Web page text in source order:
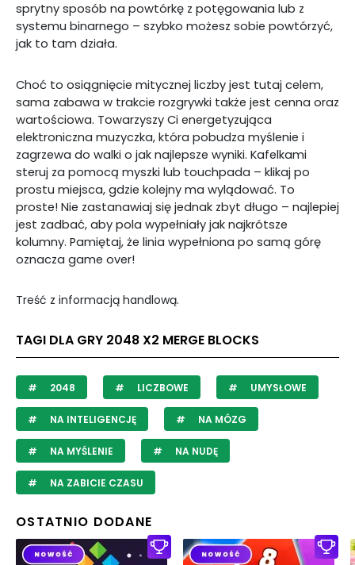
sprytny sposób na powtórkę z potęgowania lub z
systemu binarnego – szybko możesz sobie powtórzyć,
jak to tam działa.
Choć to osiągnięcie mitycznej liczby jest tutaj celem,
sama zabawa w trakcie rozgrywki także jest cenna oraz
wartościowa. Towarzyszy Ci energetyzująca
elektroniczna muzyczka, która pobudza myślenie i
zagrzewa do walki o jak najlepsze wyniki. Kafelkami
steruj za pomocą myszki lub touchpada – klikaj po
prostu miejsca, gdzie kolejny ma wylądować. To
proste! Nie zastanawiaj się jednak zbyt długo – najlepiej
jest zadbać, aby pola wypełniały jak najkrótsze
kolumny. Pamiętaj, że linia wypełniona po samą górę
oznacza game over!
Treść z informacją handlową.
TAGI DLA GRY 2048 X2 MERGE BLOCKS
2048 LICZBOWE UMYSŁOWE
NA INTELIGENCJĘ NA MÓZG
NA MYŚLENIE NA NUDĘ
NA ZABICIE CZASU
OSTATNIO DODANE